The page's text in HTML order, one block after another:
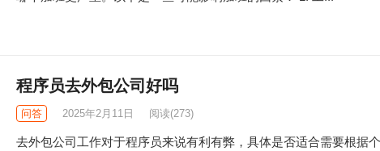
程序员去外包公司好吗
问答 2025年2月11日 阅读(273)
去外包公司工作对于程序员来说有利有弊，具体是否适合需要根据